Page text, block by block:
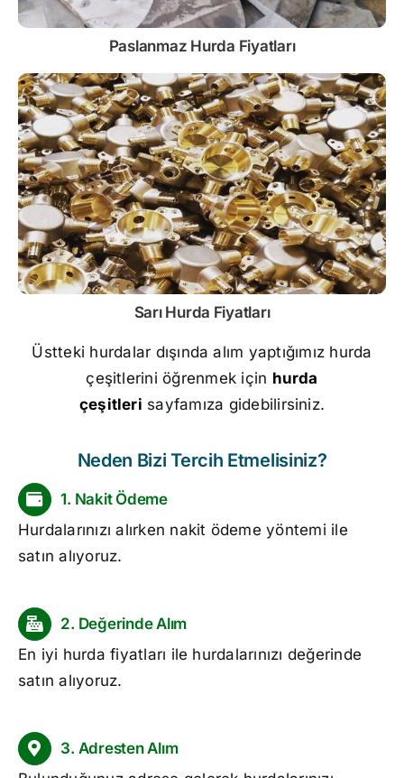
Paslanmaz Hurda Fiyatları
Sarı Hurda Fiyatları
Üstteki hurdalar dışında alım yaptığımız hurda
çeşitlerini öğrenmek için hurda
çeşitleri sayfamıza gidebilirsiniz.
Neden Bizi Tercih Etmelisiniz?
1. Nakit Ödeme
Hurdalarınızı alırken nakit ödeme yöntemi ile
satın alıyoruz.
2. Değerinde Alım
En iyi hurda fiyatları ile hurdalarınızı değerinde
satın alıyoruz.
3. Adresten Alım